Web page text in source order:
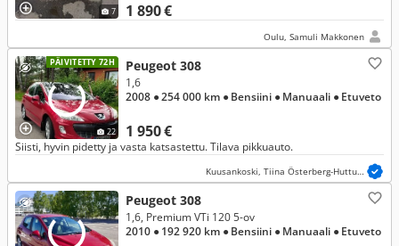
7 1 890 €
Oulu, Samuli Makkonen
PÄIVITETTY 72H
22
Peugeot 308
1 950 €
1,6
2008 ● 254 000 km ● Bensiini ● Manuaali ● Etuveto
Siisti, hyvin pidetty ja vasta katsastettu. Tilava pikkuauto.
Kuusankoski, Tiina Österberg-Huttunen
Peugeot 308
1,6, Premium VTi 120 5-ov
2010 ● 192 920 km ● Bensiini ● Manuaali ● Etuveto